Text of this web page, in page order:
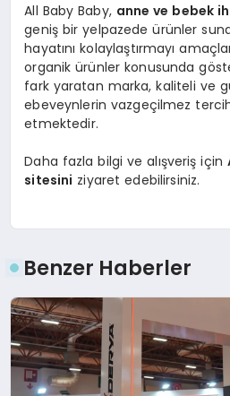
All Baby Baby, anne ve bebek
geniş bir yelpazede ürünler
hayatını kolaylaştırmayı
organik ürünler konusunda
fark yaratan marka, kaliteli ve
ebeveynlerin vazgeçilmez
etmektedir.
Daha fazla bilgi ve alışveriş için
sitesini ziyaret edebilirsiniz.
Benzer Haberler